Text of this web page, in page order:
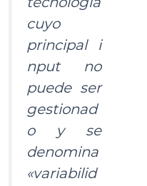
cuyo
principal
i
nput
no
puede ser
gestionad
o y se
denomina
«variabilid